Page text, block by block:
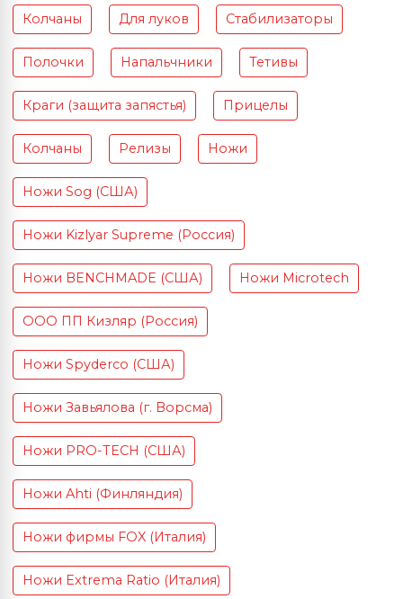
Колчаны Для луков Стабилизаторы
Полочки Напальчники Тетивы
Краги (защита запястья) Прицелы
Колчаны Релизы Ножи
Ножи Sog (США)
Ножи Kizlyar Supreme (Россия)
Ножи BENCHMADE (США) Ножи Microtech
ООО ПП Кизляр (Россия)
Ножи Spyderco (США)
Ножи Завьялова (г. Ворсма)
Ножи PRO-TECH (США)
Ножи Ahti (Финляндия)
Ножи фирмы FOX (Италия)
Ножи Extrema Ratio (Италия)